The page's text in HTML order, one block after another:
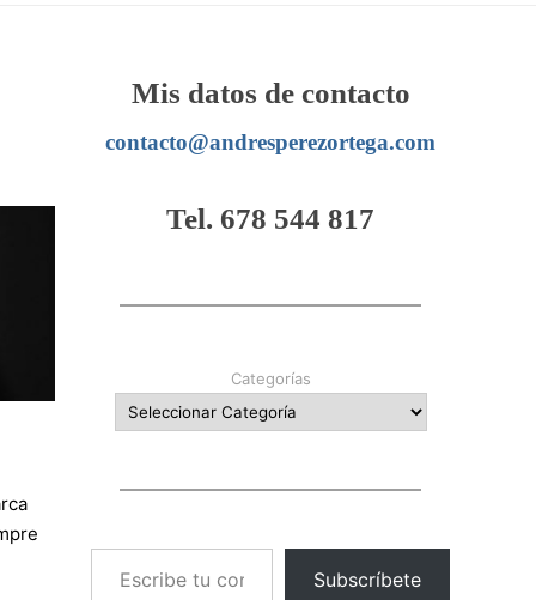
Mis datos de contacto
contacto@andresperezortega.com
Tel. 678 544 817
Categorías
Escribe tu correo electrónico…
Subscríbete